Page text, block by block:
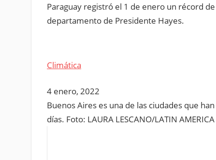
Paraguay registró el 1 de enero un récord
departamento de Presidente Hayes.
Climática
4 enero, 2022
Buenos Aires es una de las ciudades que
días. Foto: LAURA LESCANO/LATIN AMERICA